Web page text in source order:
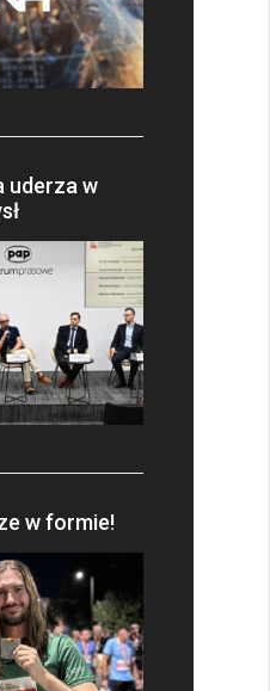
uderza w
w formie!